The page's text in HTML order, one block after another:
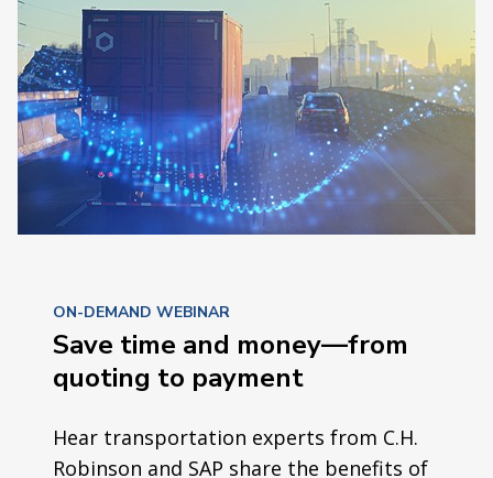
ON-DEMAND WEBINAR
Save time and money—from
quoting to payment
Hear transportation experts from C.H.
Robinson and SAP share the benefits of